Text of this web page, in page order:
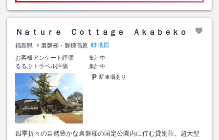
Ｎａｔｕｒｅ Ｃｏｔｔａｇｅ Ａｋａｂｅｋｏ
福島県 裏磐梯・磐梯高原
地図
お客様アンケート評価
集計中
るるぶトラベル評価
集計中
駐車場あり
四季折々の自然豊かな裏磐梯の国定公園内に佇む貸別荘。超大型